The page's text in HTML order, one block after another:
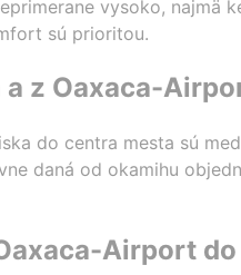
vysoko, najmä
sú prioritou.
a z Oaxaca-
do centra mesta sú
daná od okamihu
Airport